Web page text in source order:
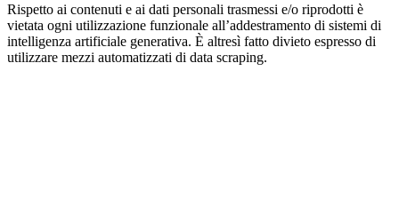
Rispetto ai contenuti e ai dati personali trasmessi e/o riprodotti è
vietata ogni utilizzazione funzionale all’addestramento di sistemi di
intelligenza artificiale generativa. È altresì fatto divieto espresso di
utilizzare mezzi automatizzati di data scraping.